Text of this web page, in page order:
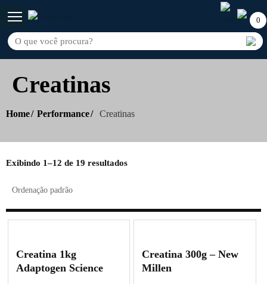
0
Creatinas
Home Performance Creatinas
Exibindo 1–12 de 19 resultados
Creatina 1kg
Adaptogen Science
Creatina 300g – New
Millen